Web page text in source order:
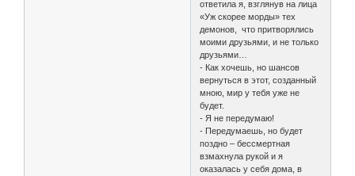
ответила я, взглянув на лица
«Уж скорее морды» тех
демонов, что притворялись
моими друзьями, и не только
друзьями…
- Как хочешь, но шансов
вернуться в этот, созданный
мною, мир у тебя уже не
будет.
- Я не передумаю!
- Передумаешь, но будет
поздно – бессмертная
взмахнула рукой и я
оказалась у себя дома, в